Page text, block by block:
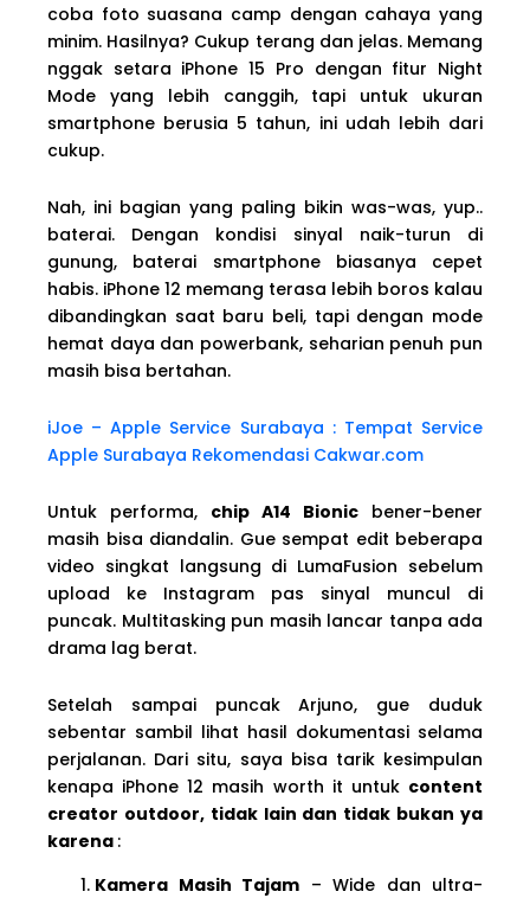
coba foto suasana camp dengan cahaya yang
minim. Hasilnya? Cukup terang dan jelas. Memang
nggak setara iPhone 15 Pro dengan fitur Night
Mode yang lebih canggih, tapi untuk ukuran
smartphone berusia 5 tahun, ini udah lebih dari
cukup.
Nah, ini bagian yang paling bikin was-was, yup..
baterai. Dengan kondisi sinyal naik-turun di
gunung, baterai smartphone biasanya cepet
habis. iPhone 12 memang terasa lebih boros kalau
dibandingkan saat baru beli, tapi dengan mode
hemat daya dan powerbank, seharian penuh pun
masih bisa bertahan.
iJoe – Apple Service Surabaya : Tempat Service
Apple Surabaya Rekomendasi Cakwar.com
Untuk performa, chip A14 Bionic bener-bener
masih bisa diandalin. Gue sempat edit beberapa
video singkat langsung di LumaFusion sebelum
upload ke Instagram pas sinyal muncul di
puncak. Multitasking pun masih lancar tanpa ada
drama lag berat.
Setelah sampai puncak Arjuno, gue duduk
sebentar sambil lihat hasil dokumentasi selama
perjalanan. Dari situ, saya bisa tarik kesimpulan
kenapa iPhone 12 masih worth it untuk content
creator outdoor, tidak lain dan tidak bukan ya
karena :
Kamera Masih Tajam – Wide dan ultra-